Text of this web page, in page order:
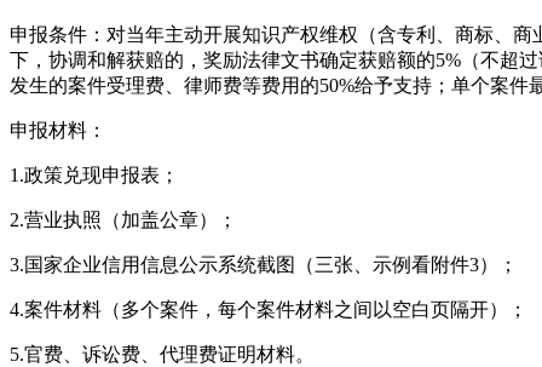
申报条件：对当年主动开展知识产权维权（含专利、商标、
下，协调和解获赔的，奖励法律文书确定获赔额的5%（不
发生的案件受理费、律师费等费用的50%给予支持；单个案
申报材料：
1.政策兑现申报表；
2.营业执照（加盖公章）；
3.国家企业信用信息公示系统截图（三张、示例看附件3）；
4.案件材料（多个案件，每个案件材料之间以空白页隔开）；
5.官费、诉讼费、代理费证明材料。